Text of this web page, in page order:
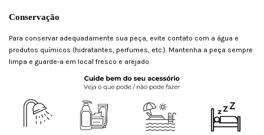
Conservação
Para conservar adequadamente sua peça, evite contato com a água e
produtos químicos (hidratantes, perfumes, etc.). Mantenha a peça sempre
limpa e guarde-a em local fresco e arejado.